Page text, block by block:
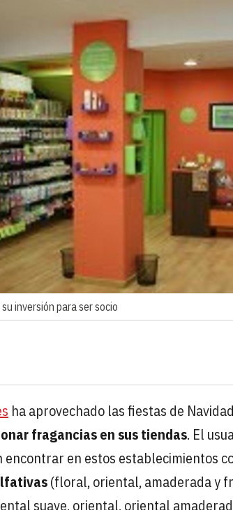
inversión para ser socio
ha aprovechado las fiestas de
fragancias en sus tiendas. El
encontrar en estos establecimientos
(floral, oriental, amaderada y
suave, oriental, oriental